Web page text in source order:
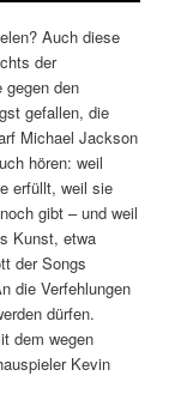
Auch diese
der
gegen den
gefallen, die
Michael Jackson
hören: weil
erfüllt, weil sie
gibt – und weil
Kunst, etwa
der Songs
die Verfehlungen
dürfen.
dem wegen
Kevin